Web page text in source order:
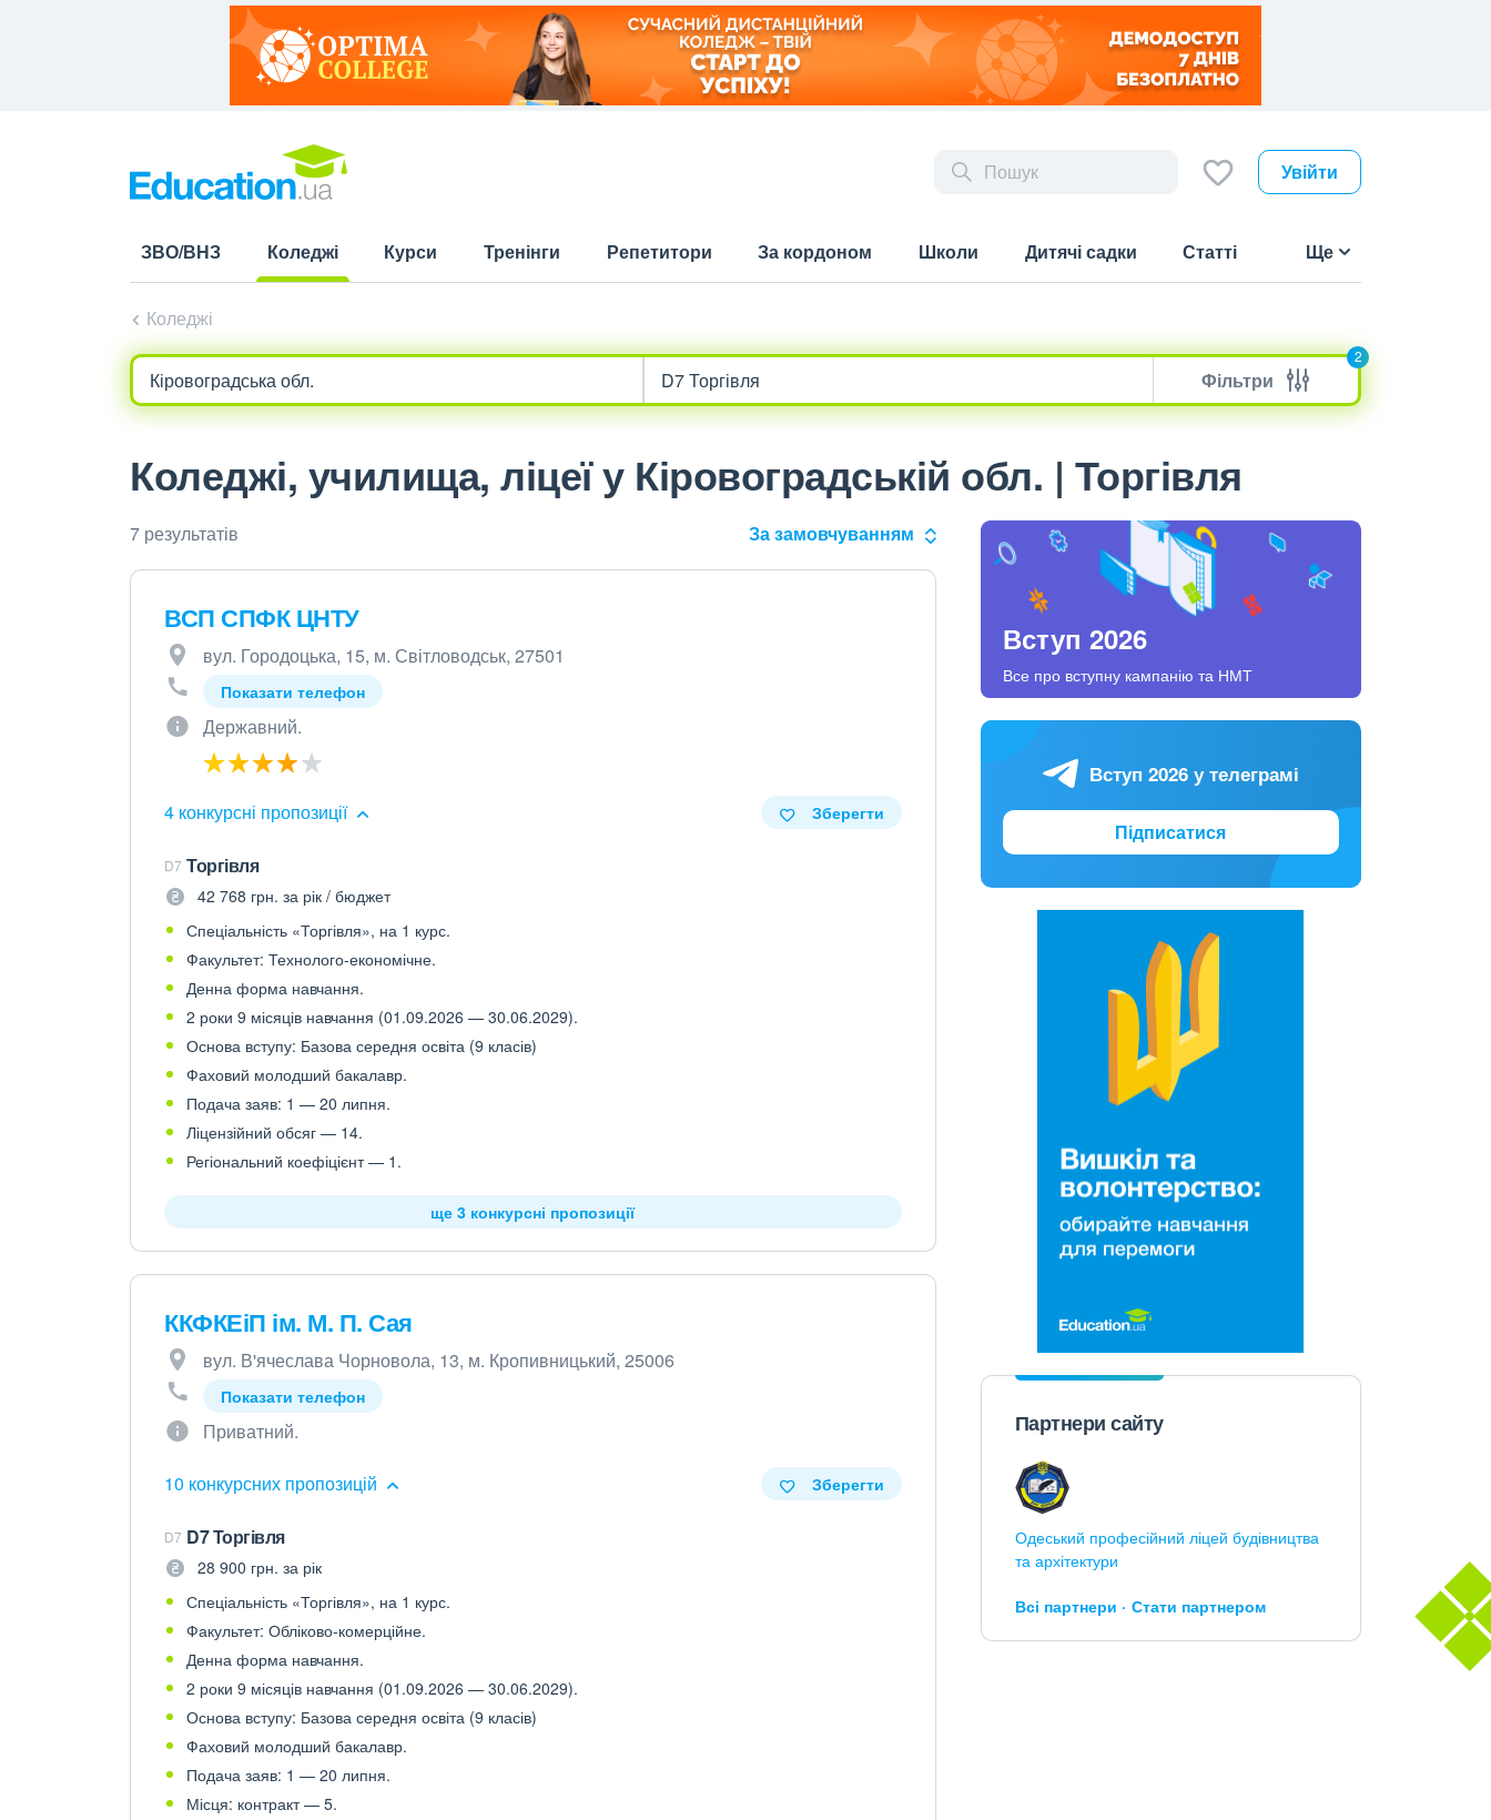
Увійти
ЗВО/ВНЗ
Коледжі
Курси Тренінги Репетитори За кордоном Школи Дитячі садки Статті Ще
Коледжі
Фільтри
2
Коледжі, училища, ліцеї у Кіровоградській обл. | Торгівля
7 результатів За замовчуванням
ВСП СПФК ЦНТУ
вул. Городоцька, 15, м. Світловодськ, 27501
Показати телефон
Державний.
4 конкурсні пропозиції Зберегти
D7 Торгівля
42 768 грн. за рік / бюджет
Спеціальність «Торгівля», на 1 курс.
Факультет: Технолого-економічне.
Денна форма навчання.
2 роки 9 місяців навчання (01.09.2026 — 30.06.2029).
Основа вступу: Базова середня освіта (9 класів)
Фаховий молодший бакалавр.
Подача заяв: 1 — 20 липня.
Ліцензійний обсяг — 14.
Регіональний коефіцієнт — 1.
ще 3 конкурсні пропозиції
ККФКЕіП ім. М. П. Сая
вул. В'ячеслава Чорновола, 13, м. Кропивницький, 25006
Показати телефон
Приватний.
10 конкурсних пропозицій Зберегти
D7 D7 Торгівля
28 900 грн. за рік
Спеціальність «Торгівля», на 1 курс.
Факультет: Обліково-комерційне.
Денна форма навчання.
2 роки 9 місяців навчання (01.09.2026 — 30.06.2029).
Основа вступу: Базова середня освіта (9 класів)
Фаховий молодший бакалавр.
Подача заяв: 1 — 20 липня.
Місця: контракт — 5.
Вступ 2026
Все про вступну кампанію та НМТ
Вступ 2026 у телеграмі
Підписатися
Партнери сайту
Одеський професійний ліцей будівництва
та архітектури
Всі партнери Стати партнером